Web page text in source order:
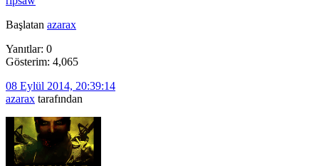
Başlatan azarax
Yanıtlar: 0
Gösterim: 4,065
08 Eylül 2014, 20:39:14
azarax tarafından